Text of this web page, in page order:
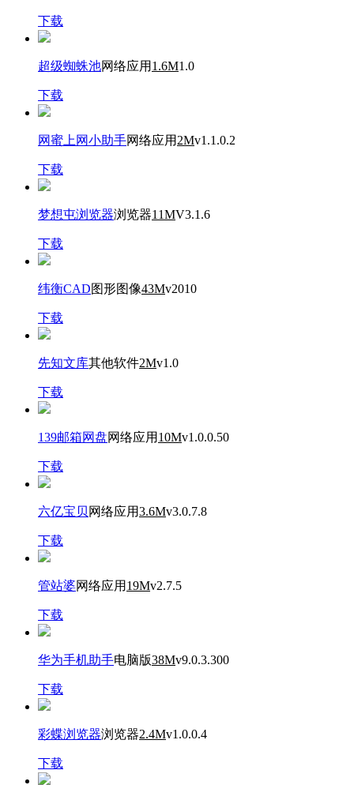
下载
超级蜘蛛池网络应用 1.6M1.0
下载
网蜜上网小助手网络应用 2Mv1.1.0.2
下载
梦想屯浏览器浏览器11MV3.1.6
下载
纬衡CAD图形图像43Mv2010
下载
先知文库其他软件2Mv1.0
下载
139邮箱网盘网络应用 10Mv1.0.0.50
下载
六亿宝贝 网络应用3.6Mv3.0.7.8
下载
管站婆网络应用 19Mv2.7.5
下载
华为手机助手电脑版38Mv9.0.3.300
下载
彩蝶浏览器浏览器2.4Mv1.0.0.4
下载